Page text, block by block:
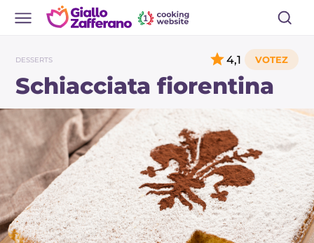
DESSERTS
Schiacciata fiorentina
4,1